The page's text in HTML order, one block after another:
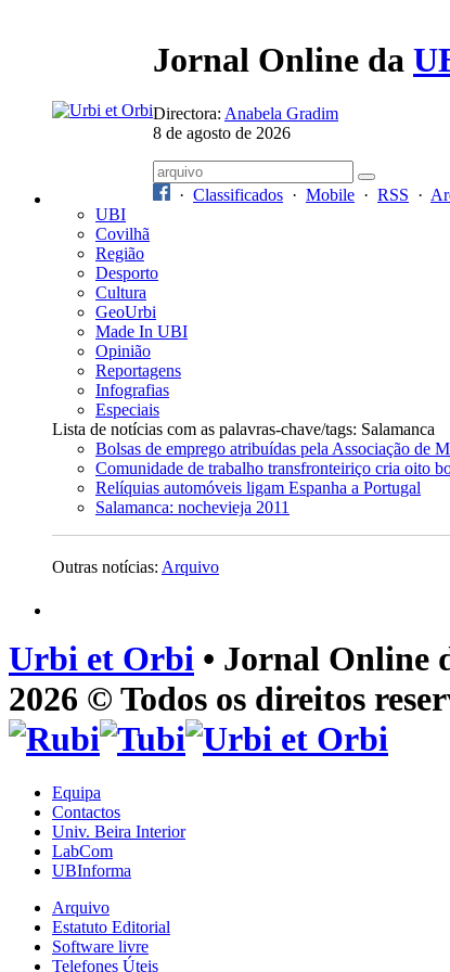
Jornal Online da
Directora: Anabela Gradim
8 de agosto de 2026
· Classificados · Mobile · RSS ·
UBI
Covilhã
Região
Desporto
Cultura
GeoUrbi
Made In UBI
Opinião
Reportagens
Infografias
Especiais
Lista de notícias com as palavras-chave/tags: Salamanca
Bolsas de emprego atribuídas pela Associação de
Comunidade de trabalho transfronteiriço cria oito
Relíquias automóveis ligam Espanha a Portugal
Salamanca: nochevieja 2011
Outras notícias: Arquivo
Urbi et Orbi • Jornal Online
2026 © Todos os direitos
Equipa
Contactos
Univ. Beira Interior
LabCom
UBInforma
Arquivo
Estatuto Editorial
Software livre
Telefones Úteis